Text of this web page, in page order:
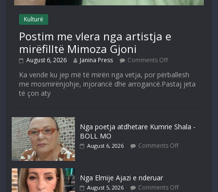
Kulturë
Postim me vlera nga artistja e
mirëfilltë Mimoza Gjoni
August 6, 2026 Janina Press Comments Off
Ka vende ku jep më të mirën nga vetja, por përballesh
me mosmirënjohje, injorancë dhe arrogancë.Pastaj jeta
të çon aty
Nga poetja atdhetare Kumrie Shala -
BOLL MO
August 6, 2026 Comments Off
Nga Elmije Ajazi e nderuar
August 5, 2026 Comments Off